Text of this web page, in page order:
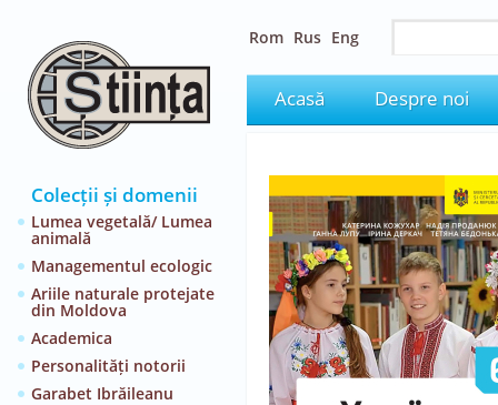
Colecții și domenii
Lumea vegetală/ Lumea
animală
Managementul ecologic
Ariile naturale protejate
din Moldova
Academica
Personalități notorii
Garabet Ibrăileanu
Rom Rus Eng
Acasă Despre noi